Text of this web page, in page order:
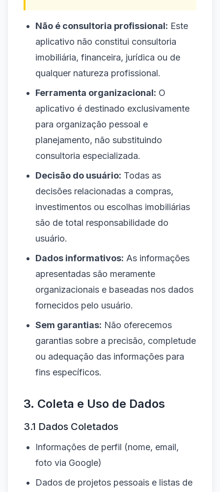
Não é consultoria profissional: Este
aplicativo não constitui consultoria
imobiliária, financeira, jurídica ou de
qualquer natureza profissional.
Ferramenta organizacional: O
aplicativo é destinado exclusivamente
para organização pessoal e
planejamento, não substituindo
consultoria especializada.
Decisão do usuário: Todas as
decisões relacionadas a compras,
investimentos ou escolhas imobiliárias
são de total responsabilidade do
usuário.
Dados informativos: As informações
apresentadas são meramente
organizacionais e baseadas nos dados
fornecidos pelo usuário.
Sem garantias: Não oferecemos
garantias sobre a precisão, completude
ou adequação das informações para
fins específicos.
3. Coleta e Uso de Dados
3.1 Dados Coletados
Informações de perfil (nome, email,
foto via Google)
Dados de projetos pessoais e listas de